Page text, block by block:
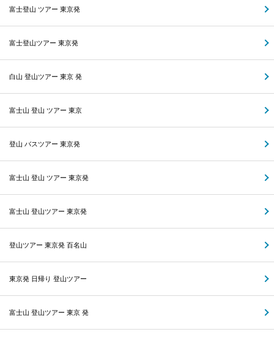
富士登山 ツアー 東京発
富士登山ツアー 東京発
白山 登山ツアー 東京 発
富士山 登山 ツアー 東京
登山 バスツアー 東京発
富士山 登山 ツアー 東京発
富士山 登山ツアー 東京発
登山ツアー 東京発 百名山
東京発 日帰り 登山ツアー
富士山 登山ツアー 東京 発